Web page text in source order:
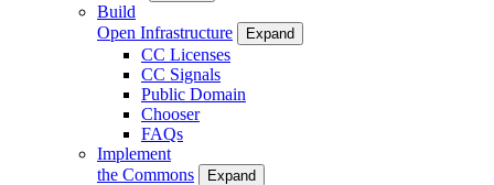
Build
Open Infrastructure
Expand
CC Licenses
CC Signals
Public Domain
Chooser
FAQs
Implement
the Commons
Expand